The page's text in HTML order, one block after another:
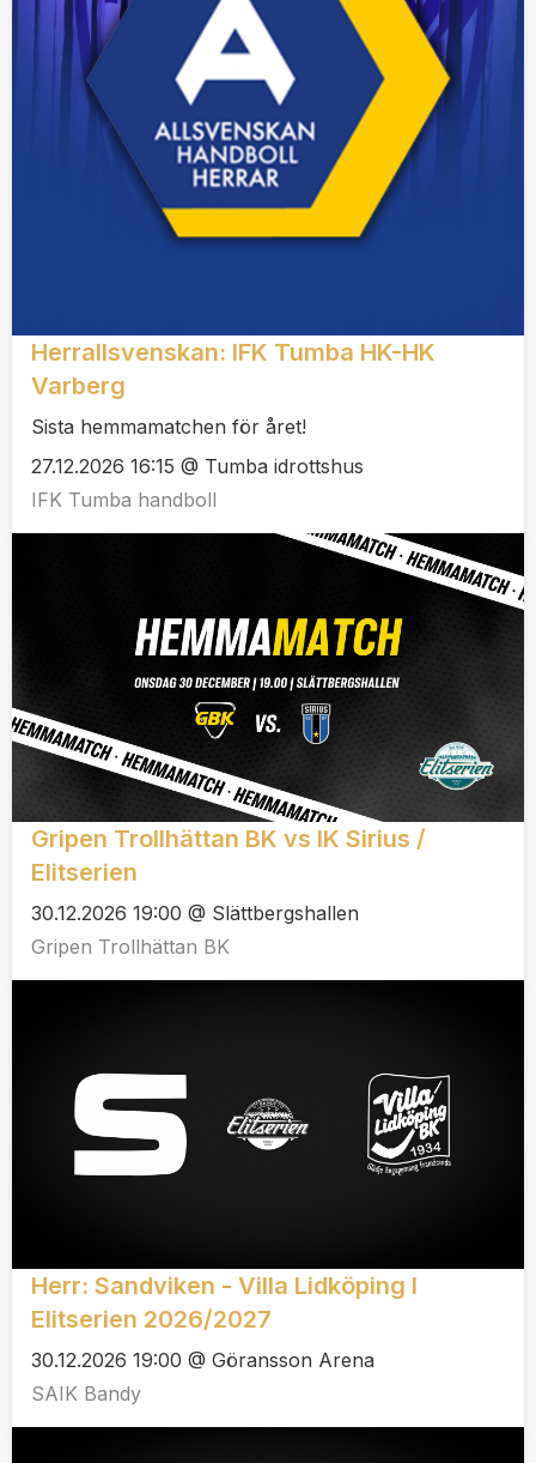
Herrallsvenskan: IFK Tumba HK-HK
Varberg
Sista hemmamatchen för året!
27.12.2026 16:15 @ Tumba idrottshus
IFK Tumba handboll
Gripen Trollhättan BK vs IK Sirius /
Elitserien
30.12.2026 19:00 @ Slättbergshallen
Gripen Trollhättan BK
Herr: Sandviken - Villa Lidköping I
Elitserien 2026/2027
30.12.2026 19:00 @ Göransson Arena
SAIK Bandy